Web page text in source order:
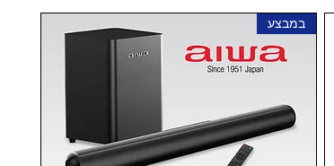
במבצע